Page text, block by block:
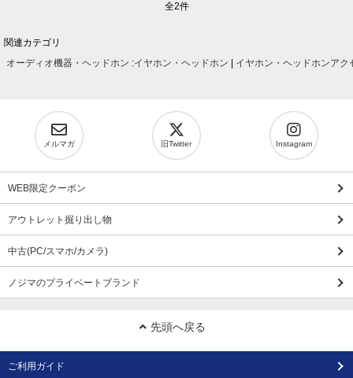
全2件
関連カテゴリ
オーディオ機器・ヘッドホン :イヤホン・ヘッドホン イヤホン・ヘッドホンアク
メルマガ 旧Twitter Instagram
WEB限定クーポン
アウトレット掘り出し物
中古(PC/スマホ/カメラ)
ノジマのプライベートブランド
先頭へ戻る
ご利用ガイド